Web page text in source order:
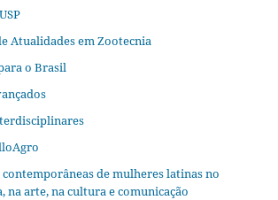
Atualidades em Zootecnia
o Brasil
de mulheres latinas no
na arte, na cultura e comunicação